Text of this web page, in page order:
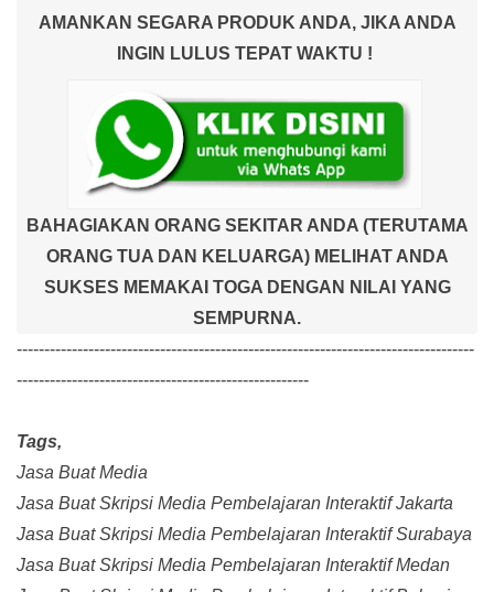
AMANKAN SEGARA PRODUK ANDA, JIKA ANDA
INGIN LULUS TEPAT WAKTU !
BAHAGIAKAN ORANG SEKITAR ANDA (TERUTAMA
ORANG TUA DAN KELUARGA) MELIHAT ANDA
SUKSES MEMAKAI TOGA DENGAN NILAI YANG
SEMPURNA.
-----------------------------------------------------------------------------------
-----------------------------------------------------
Tags,
Jasa Buat Media
Jasa Buat Skripsi Media Pembelajaran Interaktif Jakarta
Jasa Buat Skripsi Media Pembelajaran Interaktif Surabaya
Jasa Buat Skripsi Media Pembelajaran Interaktif Medan